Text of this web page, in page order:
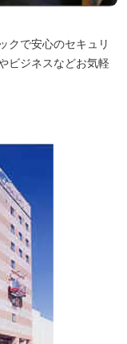
クで安心のセキュリ
ビジネスなどお気軽